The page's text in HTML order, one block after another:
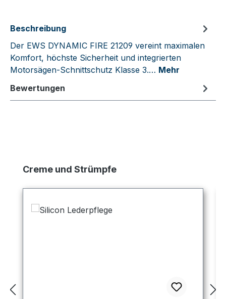
Beschreibung
Der EWS DYNAMIC FIRE 21209 vereint maximalen
Komfort, höchste Sicherheit und integrierten
Motorsägen-Schnittschutz Klasse 3.… Mehr
Bewertungen
Produktgalerie überspringen
Creme und Strümpfe